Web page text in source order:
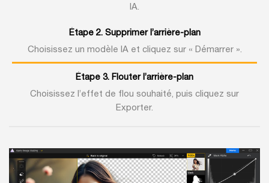
IA.
Étape 2. Supprimer l’arrière-plan
Choisissez un modèle IA et cliquez sur « Démarrer ».
Étape 3. Flouter l’arrière-plan
Choisissez l’effet de flou souhaité, puis cliquez sur
Exporter.